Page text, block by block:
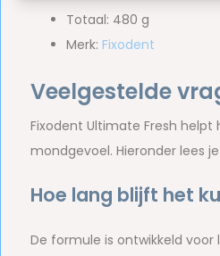
Totaal: 480 g
Merk: Fixodent
Veelgestelde
Fixodent Ultimate Fresh
mondgevoel. Hieronder lees
Hoe lang blijft het
De formule is ontwikkeld